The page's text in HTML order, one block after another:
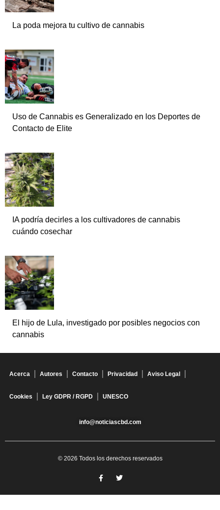
La poda mejora tu cultivo de cannabis
Uso de Cannabis es Generalizado en los Deportes de
Contacto de Elite
IA podría decirles a los cultivadores de cannabis
cuándo cosechar
El hijo de Lula, investigado por posibles negocios con
cannabis
Acerca Autores Contacto Privacidad Aviso Legal
Cookies Ley GDPR / RGPD UNESCO
info@noticiascbd.com
© 2026 Todos los derechos reservados